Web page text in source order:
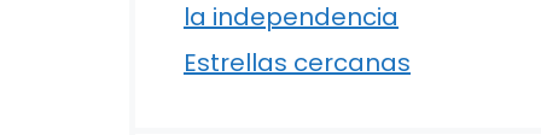
la independencia
Estrellas cercanas